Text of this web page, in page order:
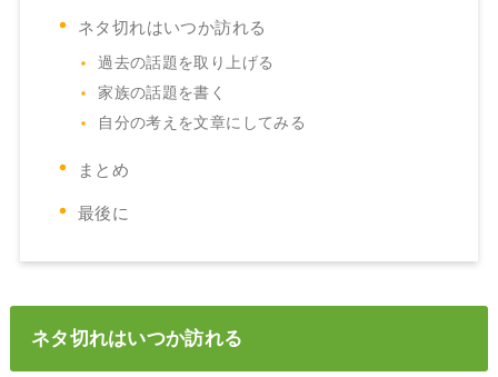
ネタ切れはいつか訪れる
過去の話題を取り上げる
家族の話題を書く
自分の考えを文章にしてみる
まとめ
最後に
ネタ切れはいつか訪れる